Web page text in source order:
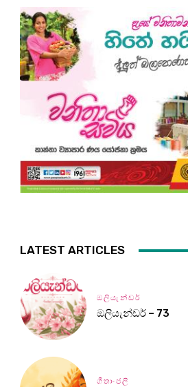
LATEST ARTICLES
ඔලියැන්ඩර්
ඔලියැන්ඩර් – 73
ගීතාංජලී